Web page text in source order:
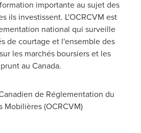
importante au sujet des
ils investissent. L'OCRCVM est
national qui surveille
de courtage et l'ensemble des
les marchés boursiers et les
au Canada.
de Réglementation du
Mobilières (OCRCVM)